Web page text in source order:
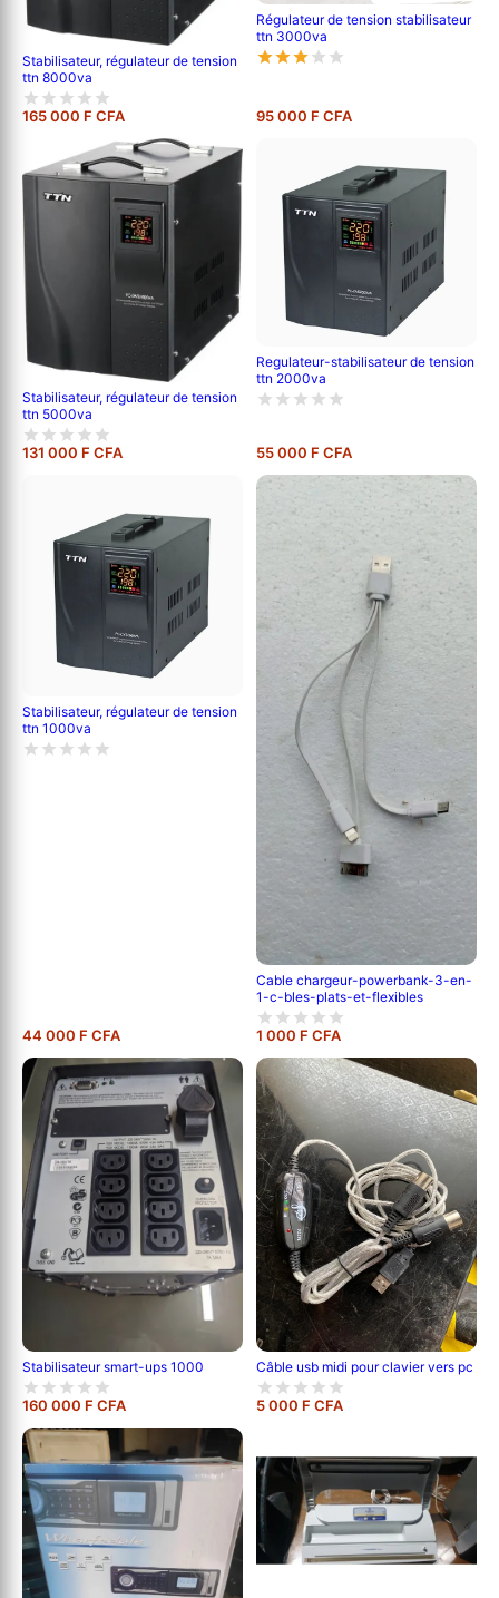
Stabilisateur, régulateur de tension
ttn 8000va
165 000 F CFA
Régulateur de tension stabilisateur
ttn 3000va
95 000 F CFA
Stabilisateur, régulateur de tension
ttn 5000va
131 000 F CFA
Regulateur-stabilisateur de tension
ttn 2000va
55 000 F CFA
Stabilisateur, régulateur de tension
ttn 1000va
44 000 F CFA
Cable chargeur-powerbank-3-en-
1-c-bles-plats-et-flexibles
1 000 F CFA
Stabilisateur smart-ups 1000
160 000 F CFA
Câble usb midi pour clavier vers pc
5 000 F CFA